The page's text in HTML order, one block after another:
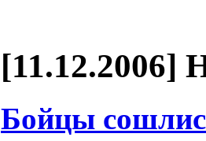
[11.12.2006]
Бойцы